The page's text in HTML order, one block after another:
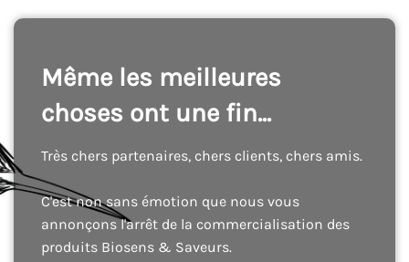
Même les meilleures
choses ont une fin...
Très chers partenaires, chers clients, chers amis.
C'est non sans émotion que nous vous
annonçons l'arrêt de la commercialisation des
produits Biosens & Saveurs.